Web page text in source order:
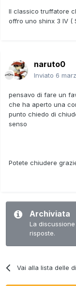
Il classico truffatore
offro uno shinx 3 IV (
naruto0
Inviato 6
pensavo di fare un
che ha aperto una
punto chiedo di
senso
Potete chiudere
Archiviata
La
risposte.
Vai alla lista delle